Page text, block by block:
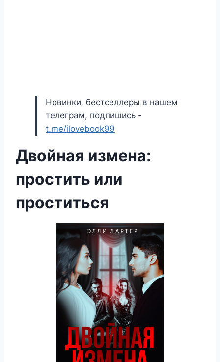
Новинки, бестселлеры в нашем
телеграм, подпишись -
t.me/ilovebook99
Двойная измена:
простить или
проститься